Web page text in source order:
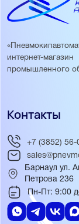
интернет-магазин
промышленного
Контакты
+7 (3852) 56-
Барнаул ул.
Петрова 236
Пн-Пт: 9:00